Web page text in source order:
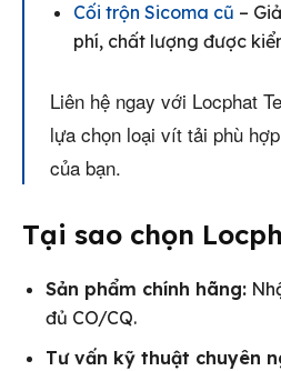
Cối trộn Sicoma cũ –
phí, chất lượng được
Liên hệ ngay với Locphat
lựa chọn loại vít tải phù
của bạn.
Tại sao chọn
Sản phẩm chính hãng:
đủ CO/CQ.
Tư vấn kỹ thuật chuyên